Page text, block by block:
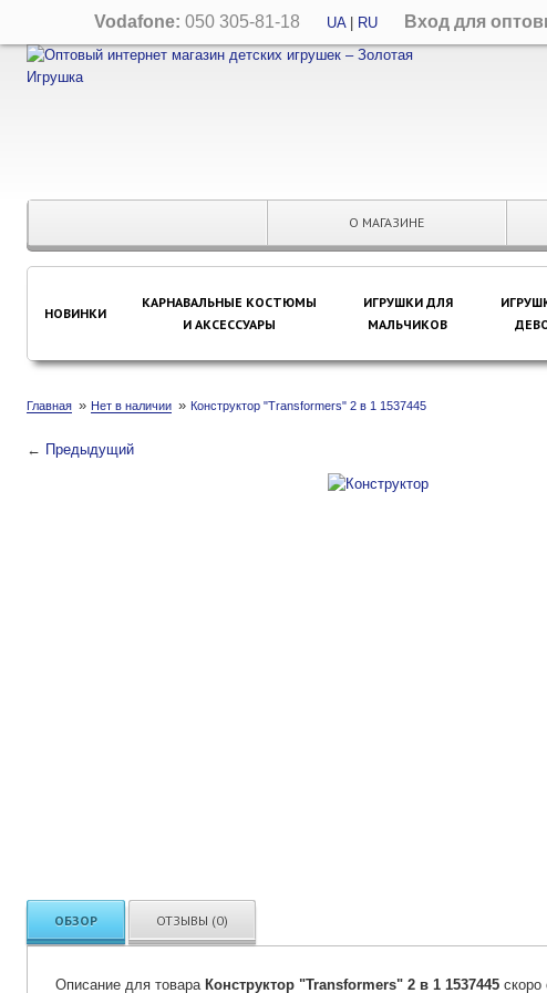
Vodafone: 050 305-81-18 UA| RU Вход для
О МАГАЗИНЕ
НОВИНКИ
КАРНАВАЛЬНЫЕ КОСТЮМЫ
И АКСЕССУАРЫ
ИГРУШКИ ДЛЯ
МАЛЬЧИКОВ
Главная » Нет в наличии » Конструктор "Transformers" 2 в 1 1537445
← Предыдущий
ОБЗОР ОТЗЫВЫ (0)
Описание для товара Конструктор "Transformers" 2 в 1 1537445 скоро